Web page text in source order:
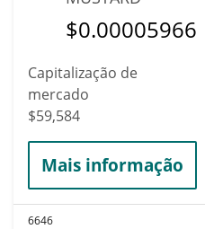
$0.00005966
Capitalização de
mercado
$59,584
Mais informação
6646